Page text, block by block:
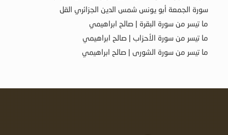
سورة الجمعة أبو يونس شمس الدين الجزائري القل
ما تيسر من سورة البقرة | صالح ابراهيمي
ما تيسر من سورة الأحزاب | صالح ابراهيمي
ما تيسر من سورة الشورى | صالح ابراهيمي